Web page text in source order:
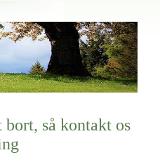
så kontakt os